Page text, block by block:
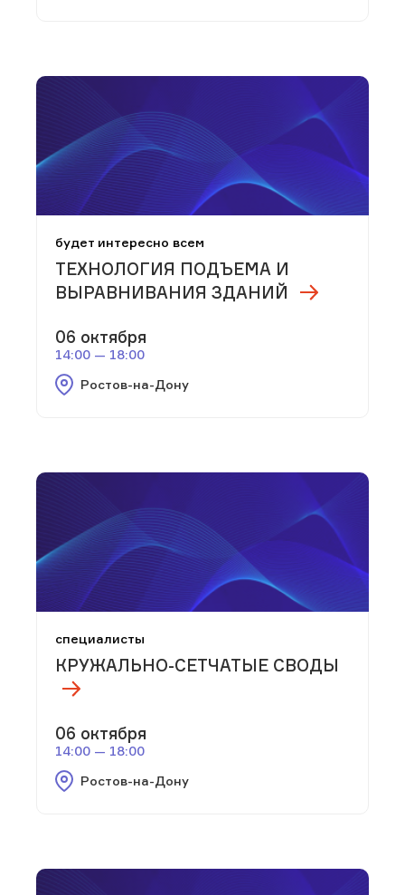
будет интересно всем
ТЕХНОЛОГИЯ ПОДЪЕМА И
ВЫРАВНИВАНИЯ ЗДАНИЙ
06 октября
14:00 — 18:00
Ростов-на-Дону
специалисты
КРУЖАЛЬНО-СЕТЧАТЫЕ СВОДЫ
06 октября
14:00 — 18:00
Ростов-на-Дону